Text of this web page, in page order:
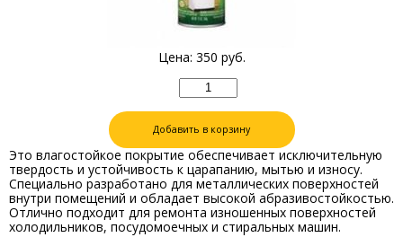
Цена: 350 руб.
Добавить в корзину
Это влагостойкое покрытие обеспечивает исключительную
твердость и устойчивость к царапанию, мытью и износу.
Специально разработано для металлических поверхностей
внутри помещений и обладает высокой абразивостойкостью.
Отлично подходит для ремонта изношенных поверхностей
холодильников, посудомоечных и стиральных машин.